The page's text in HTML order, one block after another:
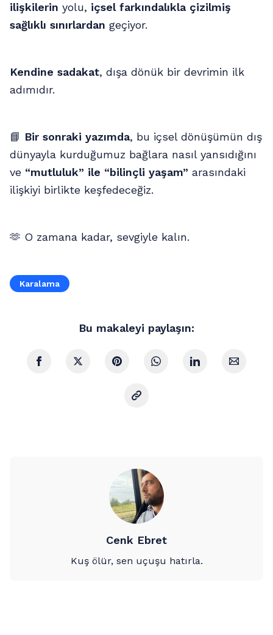
ilişkilerin yolu, içsel farkındalıkla çizilmiş
sağlıklı sınırlardan geçiyor.
Kendine sadakat, dışa dönük bir devrimin ilk
adımıdır.
📘 Bir sonraki yazımda, bu içsel dönüşümün dış
dünyayla kurduğumuz bağlara nasıl yansıdığını
ve “mutluluk” ile “bilinçli yaşam” arasındaki
ilişkiyi birlikte keşfedeceğiz.
🫶 O zamana kadar, sevgiyle kalın.
Karalama
Bu makaleyi paylaşın:
Cenk Ebret
Kuş ölür, sen uçuşu hatırla.